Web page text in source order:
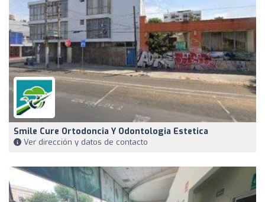
Smile Cure Ortodoncia Y Odontologia Estetica
Ver dirección y datos de contacto